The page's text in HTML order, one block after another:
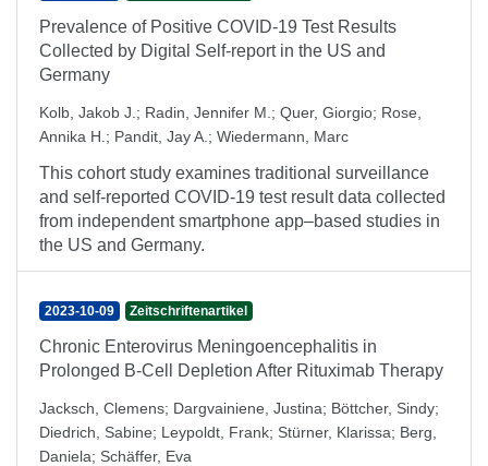
Prevalence of Positive COVID-19 Test Results
Collected by Digital Self-report in the US and
Germany
Kolb, Jakob J. ; Radin, Jennifer M. ; Quer, Giorgio; Rose,
Annika H. ; Pandit, Jay A. ; Wiedermann, Marc
This cohort study examines traditional surveillance
and self-reported COVID-19 test result data collected
from independent smartphone app–based studies in
the US and Germany.
2023-10-09 Zeitschriftenartikel
Chronic Enterovirus Meningoencephalitis in
Prolonged B-Cell Depletion After Rituximab Therapy
Jacksch, Clemens; Dargvainiene, Justina; Böttcher, Sindy;
Diedrich, Sabine; Leypoldt, Frank; Stürner, Klarissa; Berg,
Daniela; Schäffer, Eva